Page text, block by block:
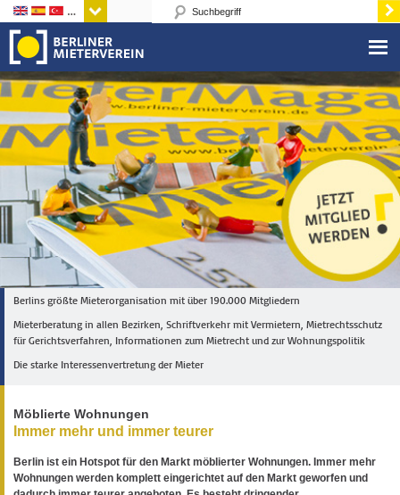
Sprachen
Berlins größte Mieterorganisation mit über 190.000 Mitgliedern
Mieterberatung in allen Bezirken, Schriftverkehr mit Vermietern, Mietrechtsschutz
für Gerichtsverfahren, Informationen zum Mietrecht und zur Wohnungspolitik
Die starke Interessenvertretung der Mieter
Möblierte Wohnungen
Immer mehr und immer teurer
Berlin ist ein Hotspot für den Markt möblierter Wohnungen. Immer mehr
Wohnungen werden komplett eingerichtet auf den Markt geworfen und